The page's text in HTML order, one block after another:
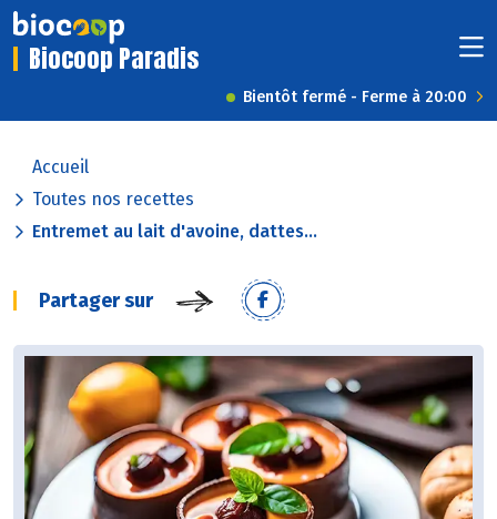
Biocoop Paradis
Bientôt fermé - Ferme à 20:00
Accueil
Toutes nos recettes
Entremet au lait d'avoine, dattes...
Partager sur